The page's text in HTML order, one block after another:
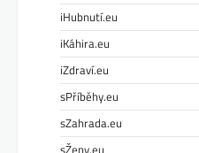
iHubnutí.eu
iKáhira.eu
iZdraví.eu
sPříběhy.eu
sZahrada.eu
sŽeny.eu